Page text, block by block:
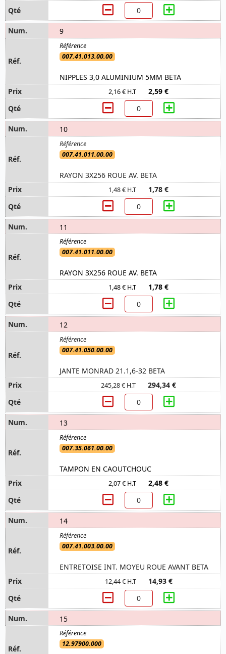
9
007.41.013.00.00
NIPPLES 3,0 ALUMINIUM 5MM BETA
2,16 € H.T 2,59 €
10
007.41.011.00.00
RAYON 3X256 ROUE AV. BETA
1,48 € H.T 1,78 €
11
007.41.011.00.00
RAYON 3X256 ROUE AV. BETA
1,48 € H.T 1,78 €
12
007.41.050.00.00
JANTE MONRAD 21.1,6-32 BETA
245,28 € H.T 294,34 €
13
007.35.061.00.00
TAMPON EN CAOUTCHOUC
2,07 € H.T 2,48 €
14
007.41.003.00.00
ENTRETOISE INT. MOYEU ROUE AVANT BETA
12,44 € H.T 14,93 €
15
12.97900.000